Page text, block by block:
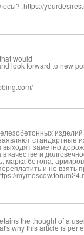
https://
would
look forward to new
стандартные
заметно
качестве и
марка бетона,
и не взять
the thought of a
why this article is